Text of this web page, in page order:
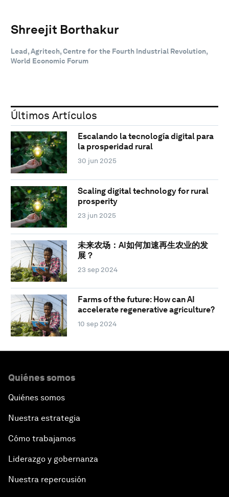
Shreejit Borthakur
Lead, Agritech, Centre for the Fourth Industrial Revolution,
World Economic Forum
Últimos Artículos
Escalando la tecnología digital para
la prosperidad rural
30 jun 2025
Scaling digital technology for rural
prosperity
23 jun 2025
未来农场：AI如何加速再生农业的发
展？
23 sep 2024
Farms of the future: How can AI
accelerate regenerative agriculture?
10 sep 2024
Quiénes somos
Quiénes somos
Nuestra estrategia
Cómo trabajamos
Liderazgo y gobernanza
Nuestra repercusión